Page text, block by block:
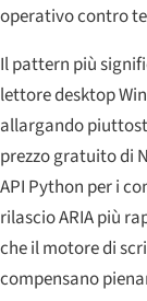
operativo contro
Il pattern più
lettore desktop
allargando
prezzo gratuito di
API Python per i
rilascio ARIA più
che il motore di
compensano